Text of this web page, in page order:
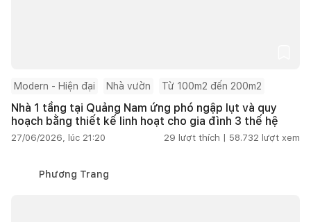
Modern - Hiện đại Nhà vườn Từ 100m2 đến 200m2
Nhà 1 tầng tại Quảng Nam ứng phó ngập lụt và quy
hoạch bằng thiết kế linh hoạt cho gia đình 3 thế hệ
27/06/2026, lúc 21:20 29 lượt thích | 58.732 lượt xem
Phương Trang